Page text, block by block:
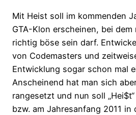
Mit Heist soll im kommenden
GTA-Klon erscheinen, bei dem
richtig böse sein darf.
von Codemasters und
Entwicklung sogar schon mal
Anscheinend hat man sich
rangesetzt und nun soll
bzw. am Jahresanfang 2011 in